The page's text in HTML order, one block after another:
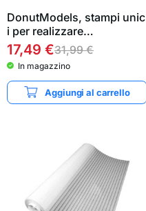
DonutModels, stampi unic
i per realizzare…
17,49 €31,99€
In magazzino
Aggiungi al carrello